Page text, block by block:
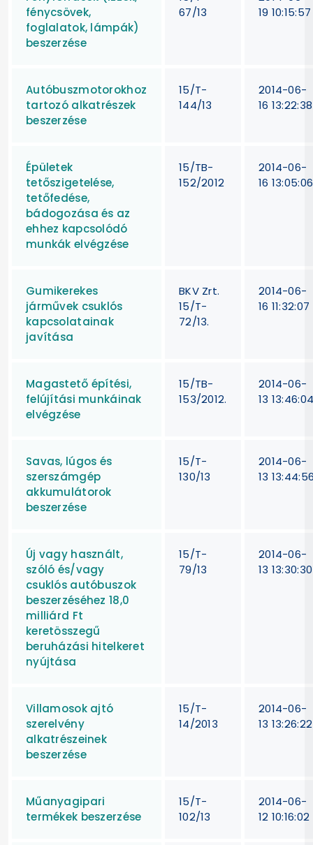
fénycsövek,
foglalatok, lámpák)
beszerzése
67/13
19 10:15:57
Autóbuszmotorokhoz
tartozó alkatrészek
beszerzése
15/T-
144/13
2014-06-
16 13:22:38
Épületek
tetőszigetelése,
tetőfedése,
bádogozása és az
ehhez kapcsolódó
munkák elvégzése
15/TB-
152/2012
2014-06-
16 13:05:06
Gumikerekes
járművek csuklós
kapcsolatainak
javítása
BKV Zrt.
15/T-
72/13.
2014-06-
16 11:32:07
Magastető építési,
felújítási munkáinak
elvégzése
15/TB-
153/2012.
2014-06-
13
Savas, lúgos és
szerszámgép
akkumulátorok
beszerzése
15/T-
130/13
2014-06-
13
Új vagy használt,
szóló és/vagy
csuklós autóbuszok
beszerzéséhez 18,0
milliárd Ft
keretösszegű
beruházási hitelkeret
nyújtása
15/T-
79/13
2014-06-
13 13:30:30
Villamosok ajtó
szerelvény
alkatrészeinek
beszerzése
15/T-
14/2013
2014-06-
13 13:26:22
Műanyagipari
termékek beszerzése
15/T-
102/13
2014-06-
12 10:16:02